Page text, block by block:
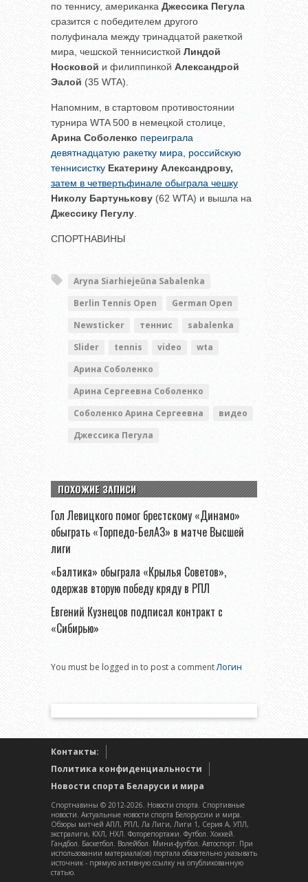
по теннису, американка Джессика Пегула
сразится с победителем другого
полуфинала между тринадцатой ракеткой
мира, чешской теннисисткой Линдой
Носковой и филиппинкой Александрой
Эалой (35 WTA).
Напомним, в стартовом противостоянии
турнира WTA 500 в немецкой столице,
Арина Соболенко переиграла
девятнадцатую ракетку мира, российскую
теннисистку Екатерину Александрову,
затем в четвертьфинале обыграла чешку
Николу Бартунькову (62 WTA) и вышла на
Джессику Пегулу
СПОРТНАВИНЫ
Aryna Siarhiejeŭna Sabalenka
Berlin Tennis Open
German Open
Newsticker
теннис
sabalenka
Slider
tennis video
wta
Арина Соболенко
Арина Сергеевна Соболенко
Соболенко Арина Сергеевна
видео
Джессика Пегула
ПОХОЖИЕ ЗАПИСИ
Гол Левицкого помог брестскому «Динамо»
обыграть «Торпедо-БелАЗ» в матче Высшей
лиги
«Балтика» обыграла «Крылья Советов»,
одержав вторую победу кряду в РПЛ
Евгений Кузнецов подписал контракт с
«Сибирью»
You must be logged in to post a commentЛогин
Контакты:
Политика конфиденциальности
Новости спорта Беларуси и мира
Спортнавины © 2012-2026. Новости спорта. Спортивные
новости. Актуальные новости спорта Белоруссии и мира.
Обзоры матчей АПЛ, РПЛ, Ла Лиги, Лиги 1, Серия А, УПЛ,
экстралиги, КХЛ, НХЛ. Фоторепортажи. Футбол. Хоккей.
Гандбол. Баскетбол. Волейбол. Мини-футбол. Автоспорт. При
использовании материала(ов) портала обязательно указывать
источник - прямую активную ссылку на опубликованную
статью.